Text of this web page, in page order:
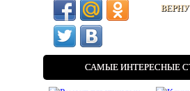
САМЫЕ ИНТЕРЕСНЫЕ